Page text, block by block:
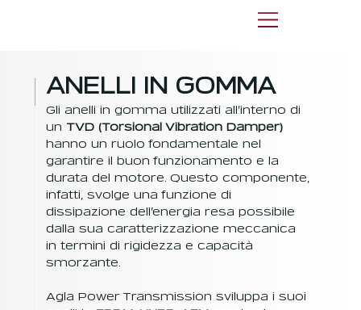
ANELLI IN GOMMA
Gli anelli in gomma utilizzati all’interno di
un TVD (Torsional Vibration Damper)
hanno un ruolo fondamentale nel
garantire il buon funzionamento e la
durata del motore. Questo componente,
infatti, svolge una funzione di
dissipazione dell’energia resa possibile
dalla sua caratterizzazione meccanica
in termini di rigidezza e capacità
smorzante.
Agla Power Transmission sviluppa i suoi